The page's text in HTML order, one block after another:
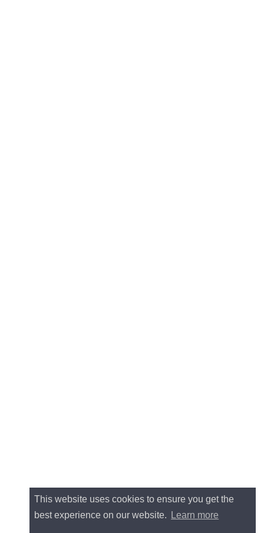
This website uses cookies to ensure you get the
best experience on our website.
Learn more